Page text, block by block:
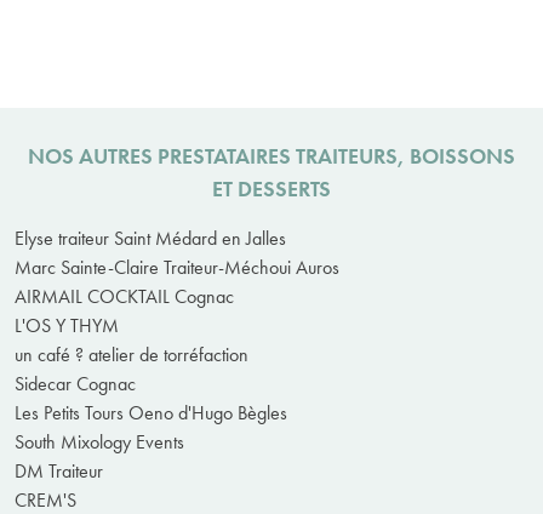
NOS AUTRES PRESTATAIRES TRAITEURS, BOISSONS
ET DESSERTS
Elyse traiteur Saint Médard en Jalles
Marc Sainte-Claire Traiteur-Méchoui Auros
AIRMAIL COCKTAIL Cognac
L'OS Y THYM
un café ? atelier de torréfaction
Sidecar Cognac
Les Petits Tours Oeno d'Hugo Bègles
South Mixology Events
DM Traiteur
CREM'S